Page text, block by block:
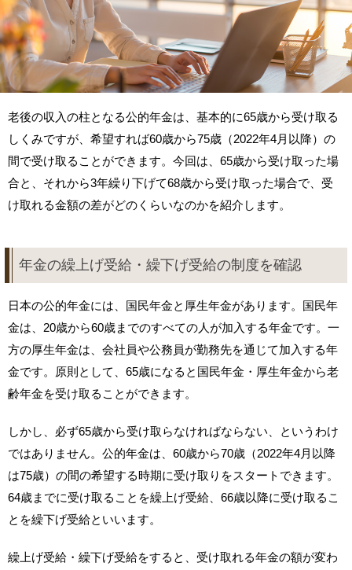
老後の収入の柱となる公的年金は、基本的に65歳から受け取る
しくみですが、希望すれば60歳から75歳（2022年4月以降）の
間で受け取ることができます。今回は、65歳から受け取った場
合と、それから3年繰り下げて68歳から受け取った場合で、受
け取れる金額の差がどのくらいなのかを紹介します。
年金の繰上げ受給・繰下げ受給の制度を確認
日本の公的年金には、国民年金と厚生年金があります。国民年
金は、20歳から60歳までのすべての人が加入する年金です。一
方の厚生年金は、会社員や公務員が勤務先を通じて加入する年
金です。原則として、65歳になると国民年金・厚生年金から老
齢年金を受け取ることができます。
しかし、必ず65歳から受け取らなければならない、というわけ
ではありません。公的年金は、60歳から70歳（2022年4月以降
は75歳）の間の希望する時期に受け取りをスタートできます。
64歳までに受け取ることを繰上げ受給、66歳以降に受け取るこ
とを繰下げ受給といいます。
繰上げ受給・繰下げ受給をすると、受け取れる年金の額が変わ